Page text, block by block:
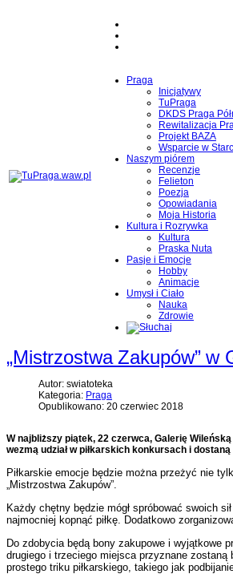
Praga
Inicjatywy
TuPraga
DKDS Praga
Rewitalizacja
Projekt BAZA
Wsparcie w
Naszym piórem
Recenzje
Felieton
Poezja
Opowiadania
Moja Historia
Kultura i Rozrywka
Kultura
Praska Nuta
Pasje i Emocje
Hobby
Animacje
Umysł i Ciało
Nauka
Zdrowie
„Mistrzostwa Zakupów” w
Autor: swiatoteka
Kategoria: Praga
Opublikowano: 20 czerwiec 2018
W najbliższy piątek, 22 czerwca, Galerię
wezmą udział w piłkarskich konkursach i
Piłkarskie emocje będzie można przeżyć nie
„Mistrzostwa Zakupów”.
Każdy chętny będzie mógł spróbować swoich
najmocniej kopnąć piłkę. Dodatkowo
Do zdobycia będą bony zakupowe i wyjątkowe
drugiego i trzeciego miejsca przyznane zostaną
prostego triku piłkarskiego, takiego jak